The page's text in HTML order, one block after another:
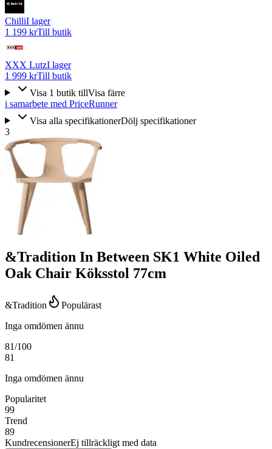
ChilliI lager
1 199 krTill butik
XXX LutzI lager
1 999 krTill butik
Visa 1 butik tillVisa färre
i samarbete med PriceRunner
Visa alla specifikationerDölj specifikationer
3
&Tradition In Between SK1 White Oiled
Oak Chair Köksstol 77cm
&Tradition
Populärast
Inga omdömen ännu
81/100
81
Inga omdömen ännu
Popularitet
99
Trend
89
KundrecensionerEj tillräckligt med data